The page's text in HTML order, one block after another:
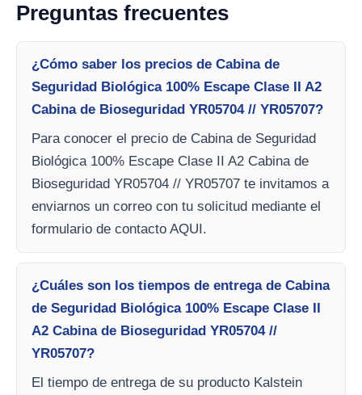
Preguntas frecuentes
¿Cómo saber los precios de Cabina de
Seguridad Biológica 100% Escape Clase II A2
Cabina de Bioseguridad YR05704 // YR05707?
Para conocer el precio de Cabina de Seguridad
Biológica 100% Escape Clase II A2 Cabina de
Bioseguridad YR05704 // YR05707 te invitamos a
enviarnos un correo con tu solicitud mediante el
formulario de contacto AQUI.
¿Cuáles son los tiempos de entrega de Cabina
de Seguridad Biológica 100% Escape Clase II
A2 Cabina de Bioseguridad YR05704 //
YR05707?
El tiempo de entrega de su producto Kalstein